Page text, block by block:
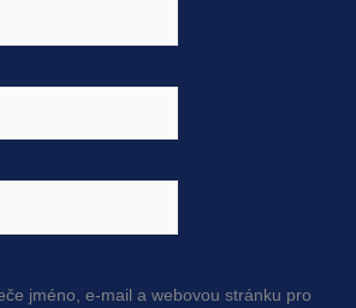
jméno, e-mail a webovou stránku pro